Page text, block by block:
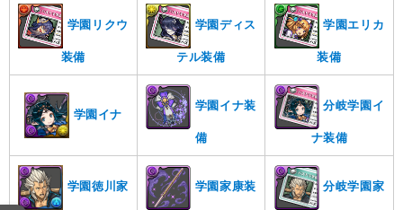
学園リクウ
装備
学園ディス
テル装備
学園エリカ
装備
学園イナ
学園イナ装
備
分岐学園イ
ナ装備
学園徳川家 学園家康装 分岐学園家